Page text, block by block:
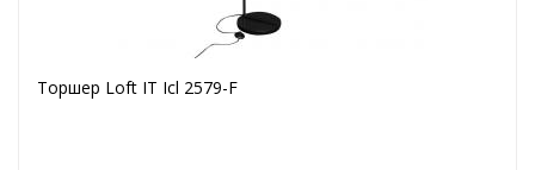
Торшер Loft IT Icl 2579-F